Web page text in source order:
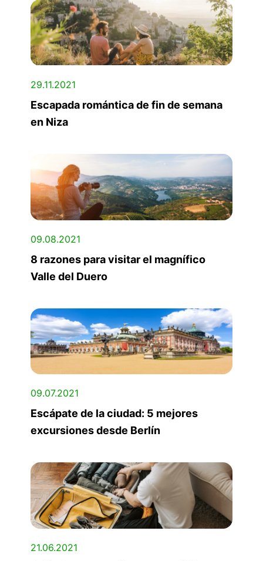
29.11.2021
Escapada romántica de fin de semana
en Niza
09.08.2021
8 razones para visitar el magnífico
Valle del Duero
09.07.2021
Escápate de la ciudad: 5 mejores
excursiones desde Berlín
21.06.2021